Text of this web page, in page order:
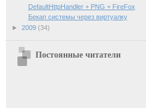
DefaultHttpHandler + PNG + FireFox
Бекап системы через виртуалку
► 2009 (34)
Постоянные читатели